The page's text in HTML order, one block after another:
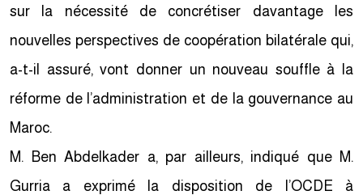
sur la nécessité de concrétiser davantage les
nouvelles perspectives de coopération bilatérale qui,
a-t-il assuré, vont donner un nouveau souffle à la
réforme de l’administration et de la gouvernance au
Maroc.
M. Ben Abdelkader a, par ailleurs, indiqué que M.
Gurria a exprimé la disposition de l’OCDE à